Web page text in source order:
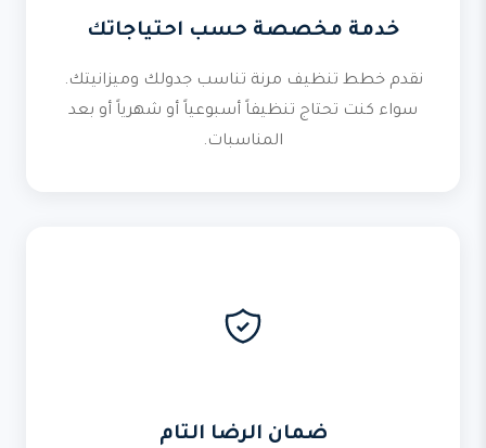
خدمة مخصصة حسب احتياجاتك
نقدم خطط تنظيف مرنة تناسب جدولك وميزانيتك.
سواء كنت تحتاج تنظيفاً أسبوعياً أو شهرياً أو بعد
المناسبات.
ضمان الرضا التام